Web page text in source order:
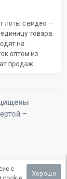
лоты с видео —
товара.
на
оптом из
продаж.
–
с
Хорошо